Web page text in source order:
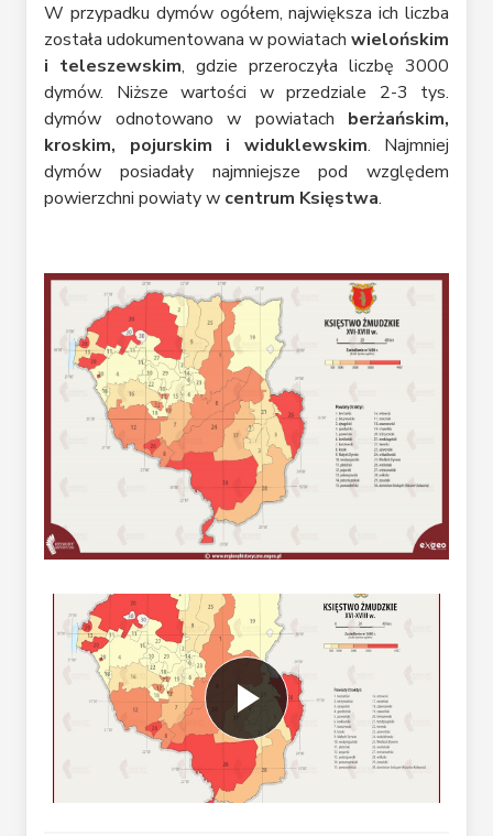
W przypadku dymów ogółem, największa ich liczba
została udokumentowana w powiatach wielońskim
i teleszewskim, gdzie przeroczyła liczbę 3000
dymów. Niższe wartości w przedziale 2-3 tys.
dymów odnotowano w powiatach berżańskim,
kroskim, pojurskim i widuklewskim. Najmniej
dymów posiadały najmniejsze pod względem
powierzchni powiaty w centrum Księstwa.